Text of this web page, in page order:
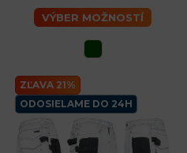
VÝBER MOŽNOSTÍ
ZĽAVA 21%
ODOSIELAME DO 24H